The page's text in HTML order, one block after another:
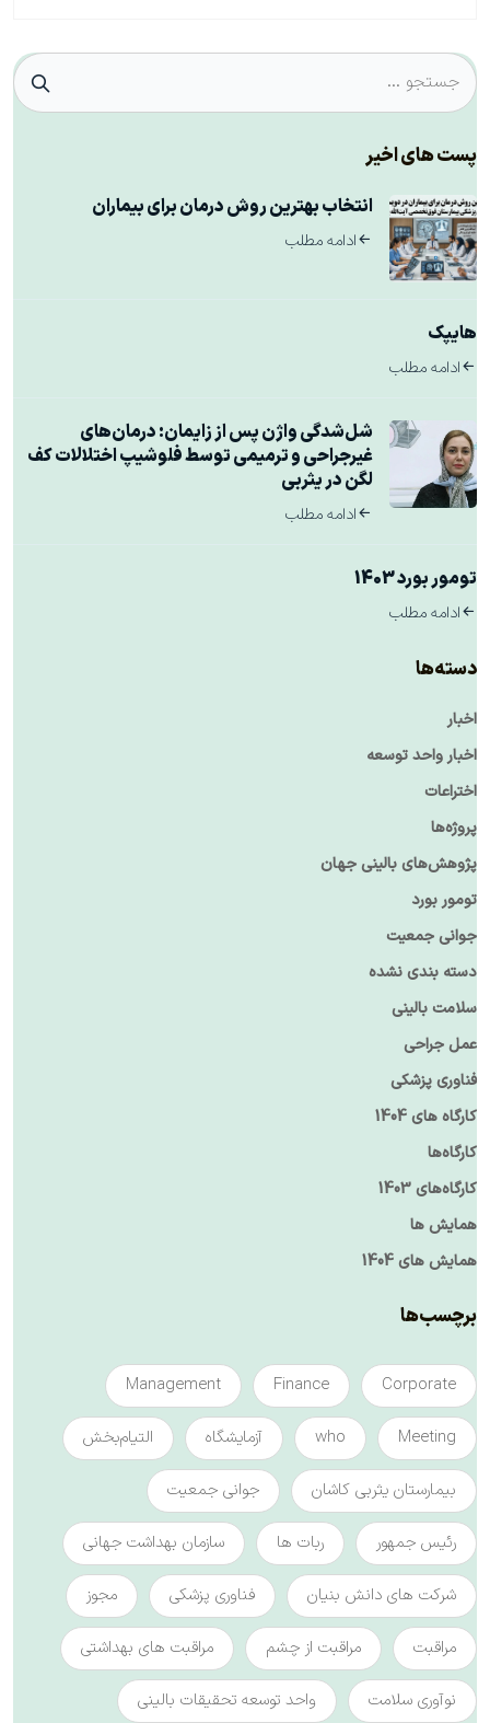
پست های اخیر
انتخاب بهترین روش درمان برای بیماران
ادامه مطلب
هایپک
ادامه مطلب
شل‌شدگی واژن پس از زایمان: درمان‌های
غیرجراحی و ترمیمی توسط فلوشیپ اختلالات کف
لگن در یثربی
ادامه مطلب
تومور بورد 1403
ادامه مطلب
دسته‌ها
اخبار
اخبار واحد توسعه
اختراعات
پروژه‌ها
پژوهش‌های بالینی جهان
تومور بورد
جوانی جمعیت
دسته بندی نشده
سلامت بالینی
عمل جراحی
فناوری پزشکی
کارگاه های 1404
کارگاه‌ها
کارگاه‌های 1403
همایش ها
همایش های 1404
برچسب‌ها
Corporate
Finance
Management
Meeting
who آزمایشگاه التیام‌بخش
بیمارستان یثربی کاشان جوانی جمعیت
رئیس جمهور ربات ها سازمان بهداشت جهانی
شرکت های دانش بنیان فناوری پزشکی مجوز
مراقبت مراقبت از چشم مراقبت های بهداشتی
نوآوری سلامت واحد توسعه تحقیقات بالینی